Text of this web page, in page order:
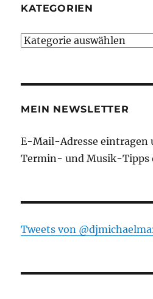
KATEGORIEN
Kategorien
MEIN NEWSLETTER
E-Mail-Adresse eintragen
Termin- und Musik-Tipps
Tweets von